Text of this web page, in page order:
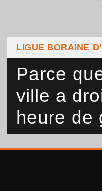
LIGUE BORAINE
Parce
ville a
heure de